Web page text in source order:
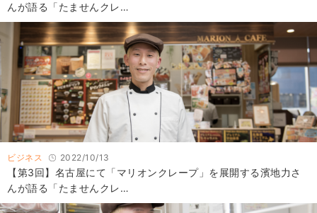
んが語る「たませんクレ…
ビジネス 2022/10/13
【第3回】名古屋にて「マリオンクレープ」を展開する濱地力さ
んが語る「たませんクレ…